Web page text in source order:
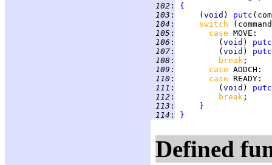
102 :
{
103 :
     (
void ) putc
104 : switch
105 : case MOVE
106 :
         (
void ) putc
107 :
         (
void ) putc
108 : break
109 : case ADDCH
110 : case READY
111 :
         (
void ) putc
112 : break
113 :
}
114 : }
Defined